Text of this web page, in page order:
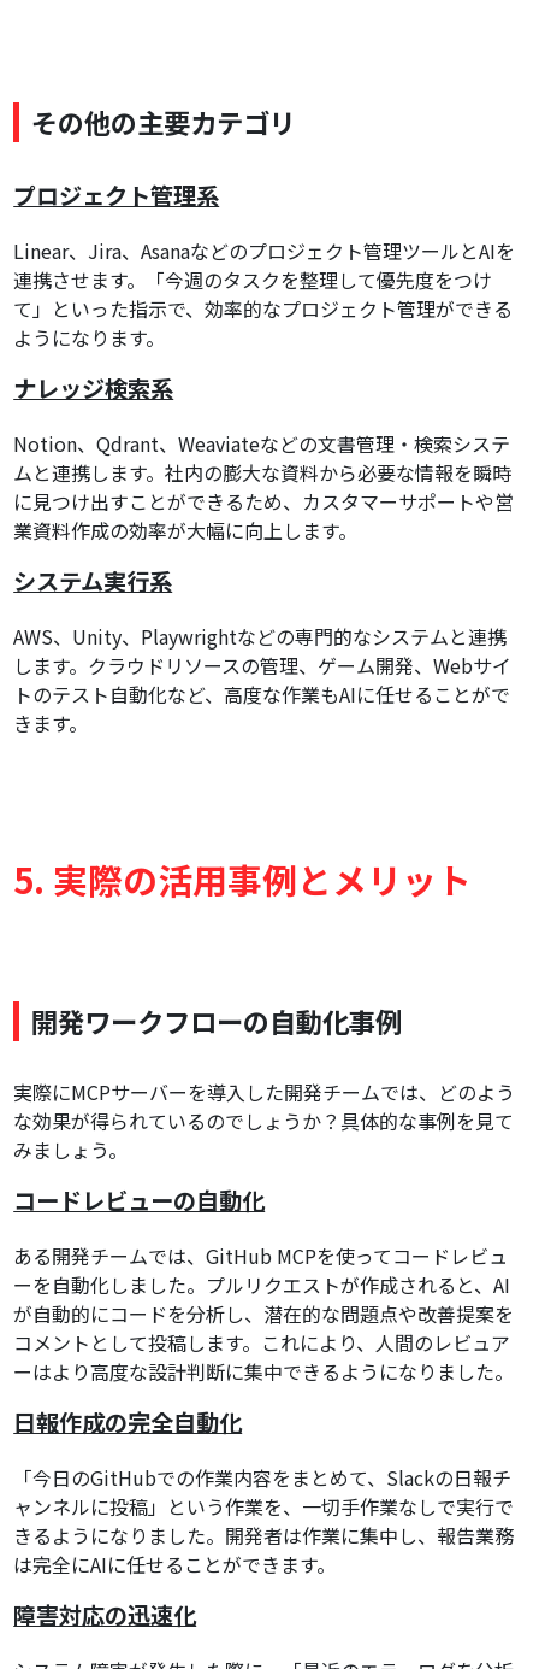
その他の主要カテゴリ
プロジェクト管理系
Linear、Jira、Asanaなどのプロジェクト管理ツールとAIを
連携させます。「今週のタスクを整理して優先度をつけ
て」といった指示で、効率的なプロジェクト管理ができる
ようになります。
ナレッジ検索系
Notion、Qdrant、Weaviateなどの文書管理・検索システ
ムと連携します。社内の膨大な資料から必要な情報を瞬時
に見つけ出すことができるため、カスタマーサポートや営
業資料作成の効率が大幅に向上します。
システム実行系
AWS、Unity、Playwrightなどの専門的なシステムと連携
します。クラウドリソースの管理、ゲーム開発、Webサイ
トのテスト自動化など、高度な作業もAIに任せることがで
きます。
5. 実際の活用事例とメリット
開発ワークフローの自動化事例
実際にMCPサーバーを導入した開発チームでは、どのよう
な効果が得られているのでしょうか？具体的な事例を見て
みましょう。
コードレビューの自動化
ある開発チームでは、GitHub MCPを使ってコードレビュ
ーを自動化しました。プルリクエストが作成されると、AI
が自動的にコードを分析し、潜在的な問題点や改善提案を
コメントとして投稿します。これにより、人間のレビュア
ーはより高度な設計判断に集中できるようになりました。
日報作成の完全自動化
「今日のGitHubでの作業内容をまとめて、Slackの日報チ
ャンネルに投稿」という作業を、一切手作業なしで実行で
きるようになりました。開発者は作業に集中し、報告業務
は完全にAIに任せることができます。
障害対応の迅速化